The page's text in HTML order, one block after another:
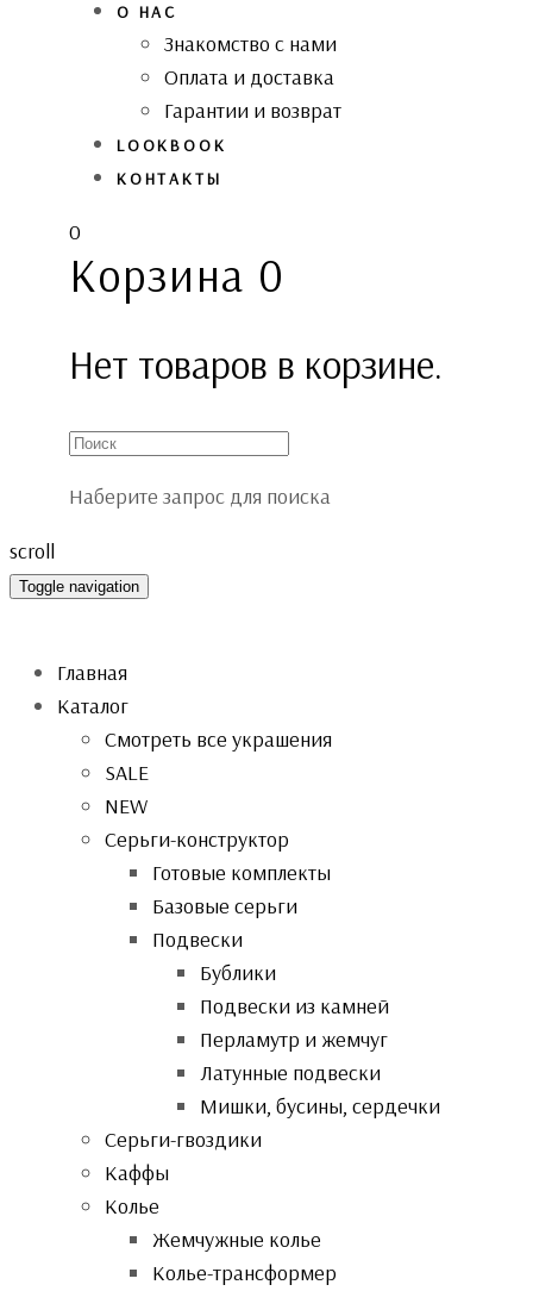
О НАС
Знакомство с нами
Оплата и доставка
Гарантии и возврат
LOOKBOOK
КОНТАКТЫ
0
Корзина 0
Нет товаров в корзине.
Наберите запрос для поиска
scroll
Toggle navigation
Главная
Каталог
Смотреть все украшения
SALE
NEW
Серьги-конструктор
Готовые комплекты
Базовые серьги
Подвески
Бублики
Подвески из камней
Перламутр и жемчуг
Латунные подвески
Мишки, бусины, сердечки
Серьги-гвоздики
Каффы
Колье
Жемчужные колье
Колье-трансформер